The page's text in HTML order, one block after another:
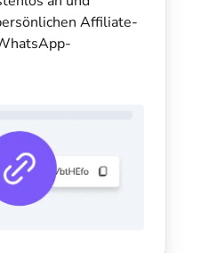
Affiliate-